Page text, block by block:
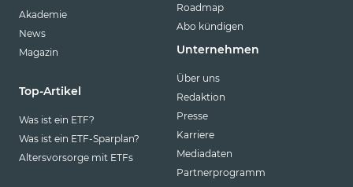
Akademie
News
Magazin
Top-Artikel
Was ist ein ETF?
Was ist ein ETF-Sparplan?
Altersvorsorge mit ETFs
Roadmap
Abo kündigen
Unternehmen
Über uns
Redaktion
Presse
Karriere
Mediadaten
Partnerprogramm